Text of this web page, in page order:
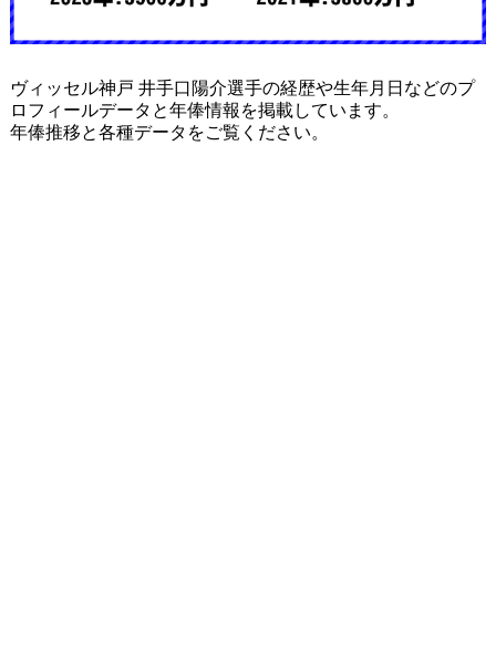
ヴィッセル神戸 井手口陽介選手の経歴や生年月日などのプ
ロフィールデータと年俸情報を掲載しています。
年俸推移と各種データをご覧ください。